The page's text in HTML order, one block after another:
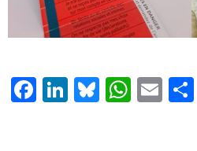
Facebook
LinkedIn
Bluesky